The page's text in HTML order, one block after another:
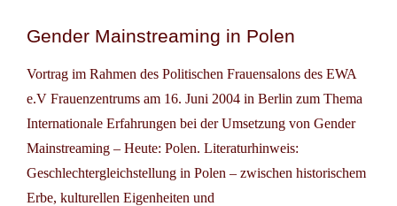
Gender Mainstreaming in Polen
Vortrag im Rahmen des Politischen Frauensalons des EWA
e.V Frauenzentrums am 16. Juni 2004 in Berlin zum Thema
Internationale Erfahrungen bei der Umsetzung von Gender
Mainstreaming – Heute: Polen. Literaturhinweis:
Geschlechtergleichstellung in Polen – zwischen historischem
Erbe, kulturellen Eigenheiten und